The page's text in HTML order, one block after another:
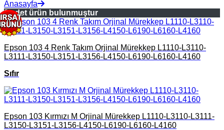
Anasayfa
2 adet ürün bulunmuştur
Epson 103 4 Renk Takım Orjinal Mürekkep L1110-L3110-
L3111-L3150-L3151-L3156-L4150-L6190-L6160-L4160
Sıfır
Epson 103 Kırmızı M Orjinal Mürekkep L1110-L3110-L3111-
L3150-L3151-L3156-L4150-L6190-L6160-L4160